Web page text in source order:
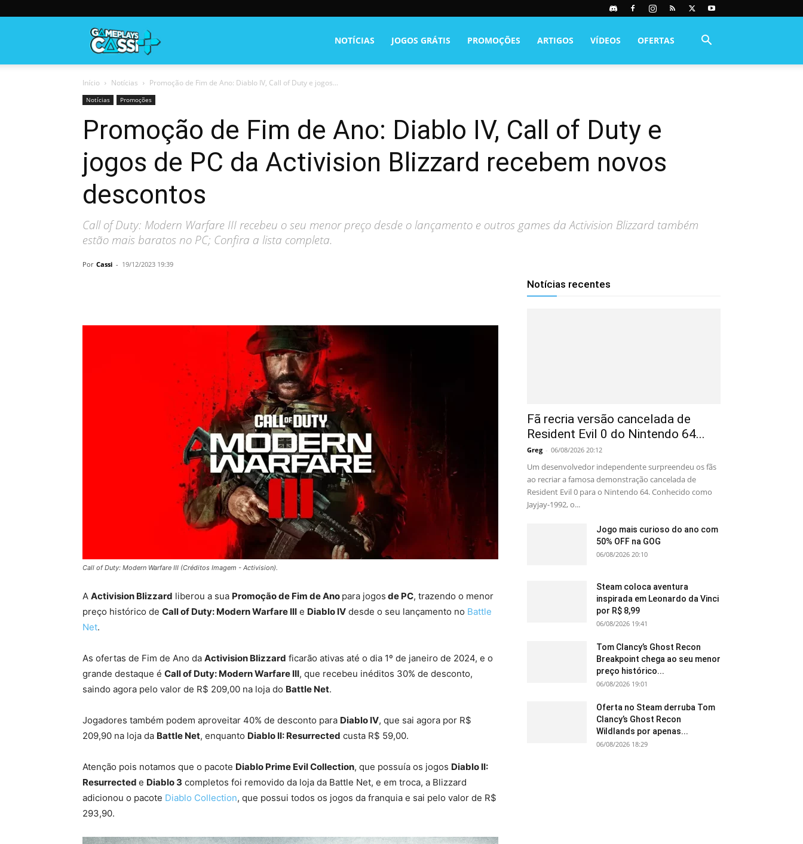
NOTÍCIAS JOGOS GRÁTIS PROMOÇÕES ARTIGOS VÍDEOS OFERTAS
Início Notícias Promoção de Fim de Ano: Diablo IV, Call of Duty e jogos...
Notícias Promoções
Promoção de Fim de Ano: Diablo IV, Call of Duty e
jogos de PC da Activision Blizzard recebem novos
descontos
Call of Duty: Modern Warfare III recebeu o seu menor preço desde o lançamento e outros games da Activision Blizzard também
estão mais baratos no PC; Confira a lista completa.
Por Cassi - 19/12/2023 19:39
Call of Duty: Modern Warfare III (Créditos Imagem - Activision).
A Activision Blizzard liberou a sua Promoção de Fim de Ano para jogos de PC, trazendo o menor
preço histórico de Call of Duty: Modern Warfare III e Diablo IV desde o seu lançamento no Battle
Net.
As ofertas de Fim de Ano da Activision Blizzard ficarão ativas até o dia 1º de janeiro de 2024, e o
grande destaque é Call of Duty: Modern Warfare III, que recebeu inéditos 30% de desconto,
saindo agora pelo valor de R$ 209,00 na loja do Battle Net.
Jogadores também podem aproveitar 40% de desconto para Diablo IV, que sai agora por R$
209,90 na loja da Battle Net, enquanto Diablo II: Resurrected custa R$ 59,00.
Atenção pois notamos que o pacote Diablo Prime Evil Collection, que possuía os jogos Diablo II:
Resurrected e Diablo 3 completos foi removido da loja da Battle Net, e em troca, a Blizzard
adicionou o pacote Diablo Collection, que possui todos os jogos da franquia e sai pelo valor de R$
293,90.
Notícias recentes
Fã recria versão cancelada de
Resident Evil 0 do Nintendo 64...
Greg - 06/08/2026 20:12
Um desenvolvedor independente surpreendeu os fãs
ao recriar a famosa demonstração cancelada de
Resident Evil 0 para o Nintendo 64. Conhecido como
Jayjay-1992, o...
Jogo mais curioso do ano com
50% OFF na GOG
06/08/2026 20:10
Steam coloca aventura
inspirada em Leonardo da Vinci
por R$ 8,99
06/08/2026 19:41
Tom Clancy’s Ghost Recon
Breakpoint chega ao seu menor
preço histórico...
06/08/2026 19:01
Oferta no Steam derruba Tom
Clancy’s Ghost Recon
Wildlands por apenas...
06/08/2026 18:29